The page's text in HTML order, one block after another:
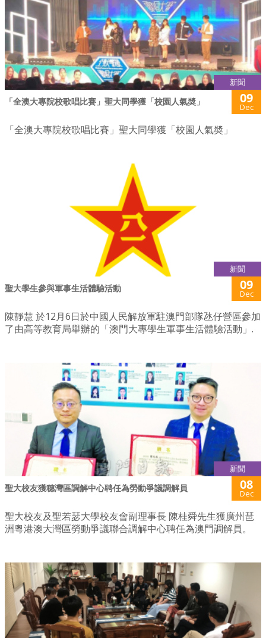
新聞
「全澳大專院校歌唱比賽」聖大同學獲「校園人氣奬」 09
Dec
「全澳大專院校歌唱比賽」聖大同學獲「校園人氣奬」
新聞
聖大學生參與軍事生活體驗活動 09
Dec
陳靜慧 於12月6日於中國人民解放軍駐澳門部隊氹仔營區參加
了由高等教育局舉辦的「澳門大專學生軍事生活體驗活動」.
新聞
聖大校友獲穗灣區調解中心聘任為勞動爭議調解員 08
Dec
聖大校友及聖若瑟大學校友會副理事長 陳桂舜先生獲廣州琶
洲粵港澳大灣區勞動爭議聯合調解中心聘任為澳門調解員。